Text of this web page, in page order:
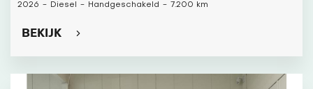
2026 - Diesel - Handgeschakeld - 7.200 km
BEKIJK